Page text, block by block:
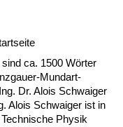
ca. 1500 Wörter
Mundart-
Dr. Alois Schwaiger
Alois Schwaiger ist in
Physik